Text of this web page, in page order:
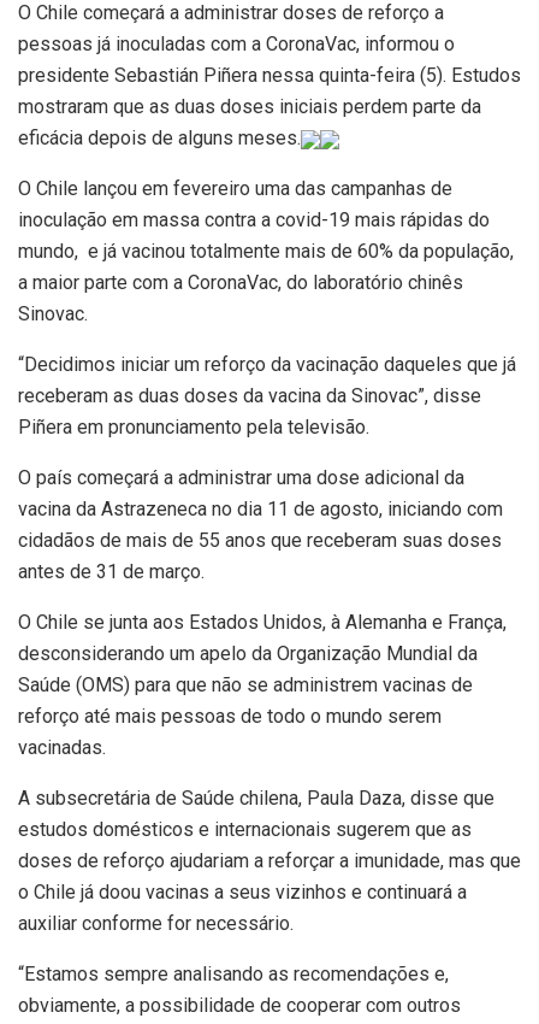
O Chile começará a administrar doses de reforço a
pessoas já inoculadas com a CoronaVac, informou o
presidente Sebastián Piñera nessa quinta-feira (5). Estudos
mostraram que as duas doses iniciais perdem parte da
eficácia depois de alguns meses.
O Chile lançou em fevereiro uma das campanhas de
inoculação em massa contra a covid-19 mais rápidas do
mundo, e já vacinou totalmente mais de 60% da população,
a maior parte com a CoronaVac, do laboratório chinês
Sinovac.
“Decidimos iniciar um reforço da vacinação daqueles que já
receberam as duas doses da vacina da Sinovac”, disse
Piñera em pronunciamento pela televisão.
O país começará a administrar uma dose adicional da
vacina da Astrazeneca no dia 11 de agosto, iniciando com
cidadãos de mais de 55 anos que receberam suas doses
antes de 31 de março.
O Chile se junta aos Estados Unidos, à Alemanha e França,
desconsiderando um apelo da Organização Mundial da
Saúde (OMS) para que não se administrem vacinas de
reforço até mais pessoas de todo o mundo serem
vacinadas.
A subsecretária de Saúde chilena, Paula Daza, disse que
estudos domésticos e internacionais sugerem que as
doses de reforço ajudariam a reforçar a imunidade, mas que
o Chile já doou vacinas a seus vizinhos e continuará a
auxiliar conforme for necessário.
“Estamos sempre analisando as recomendações e,
obviamente, a possibilidade de cooperar com outros